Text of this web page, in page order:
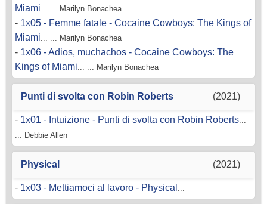
Miami... ... Marilyn Bonachea
- 1x05 - Femme fatale - Cocaine Cowboys: The Kings of
Miami... ... Marilyn Bonachea
- 1x06 - Adios, muchachos - Cocaine Cowboys: The
Kings of Miami... ... Marilyn Bonachea
Punti di svolta con Robin Roberts (2021)
- 1x01 - Intuizione - Punti di svolta con Robin Roberts...
... Debbie Allen
Physical (2021)
- 1x03 - Mettiamoci al lavoro - Physical ...